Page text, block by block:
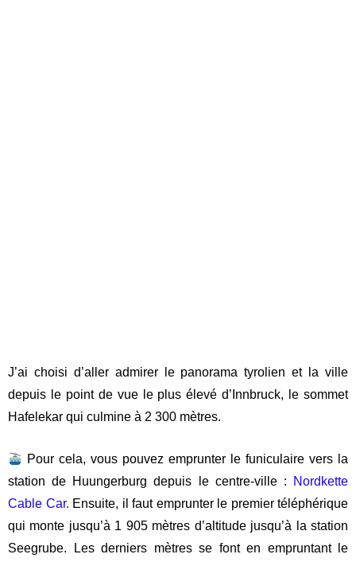
J’ai choisi d’aller admirer le panorama tyrolien et la ville
depuis le point de vue le plus élevé d’Innbruck, le sommet
Hafelekar qui culmine à 2 300 mètres.
Pour cela, vous pouvez emprunter le funiculaire vers la
station de Huungerburg depuis le centre-ville :
Nordkette
Cable Car. Ensuite, il faut emprunter le premier téléphérique
qui monte jusqu’à 1 905 mètres d’altitude jusqu’à la station
Seegrube. Les derniers mètres se font en empruntant le